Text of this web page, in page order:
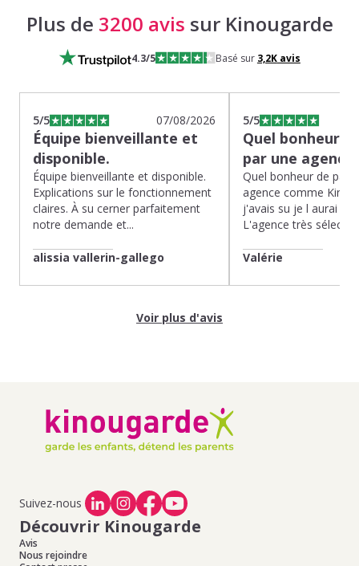
Plus de 3200 avis sur Kinougarde
4.3/5 Basé sur 3,2Kavis
5/5 07/08/2026
Équipe bienveillante et
disponible.
Équipe bienveillante et disponible.
Explications sur le fonctionnement
claires. À su cerner parfaitement
notre demande et...
alissia vallerin-gallego
5/5
Quel bonheur
par une
Quel bonheur de
agence comme
j'avais su je l aurai
L'agence très
Valérie
Voir plus d'avis
Suivez-nous
Découvrir Kinougarde
Avis
Nous rejoindre